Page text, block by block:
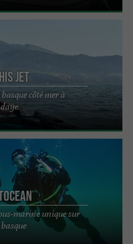
par ici !
la mer au Pays
riche en
du Golfe de Gascogne.
pour voguer en
avec vous leur
Jet
côté mer à
marine unique sur